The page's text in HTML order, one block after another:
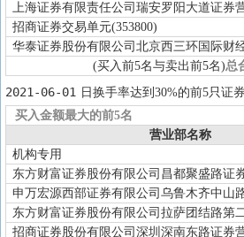
上海证券有限责任公司瑞安罗阳大道证券
招商证券交易单元(353800)
华泰证券股份有限公司北京西三环国际财
(买入前5名与卖出前5名)总
2021-06-01
日换手率达到30%的前5只证券
买入金额最大的前5名
营业部名称
机构专用
东方财富证券股份有限公司昌都聚盛路证
申万宏源西部证券有限公司乌鲁木齐中山
东方财富证券股份有限公司拉萨团结路第
招商证券股份有限公司深圳深南东路证券